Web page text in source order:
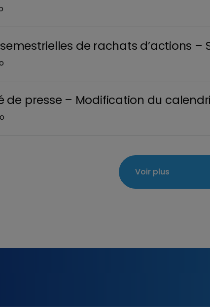
de rachats d’actions –
de presse – Modification du
Voir plus